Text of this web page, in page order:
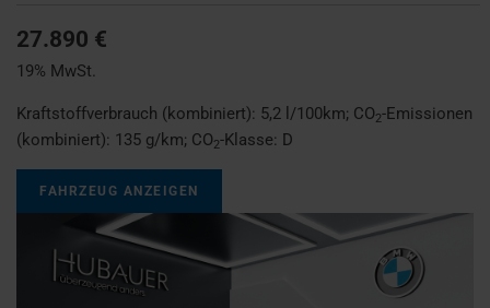
27.890 €
19% MwSt.
Kraftstoffverbrauch (kombiniert): 5,2 l/100km; CO2-Emissionen
(kombiniert): 135 g/km; CO2-Klasse: D
FAHRZEUG ANZEIGEN